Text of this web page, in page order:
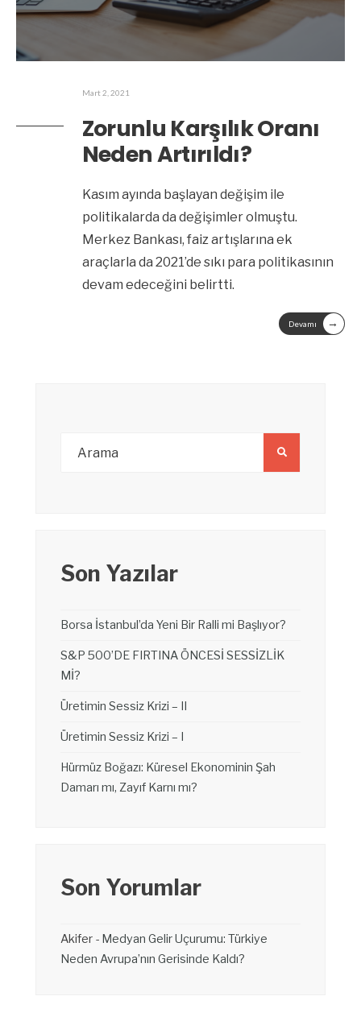
Mart 2, 2021
Zorunlu Karşılık Oranı
Neden Artırıldı?
Kasım ayında başlayan değişim ile
politikalarda da değişimler olmuştu.
Merkez Bankası, faiz artışlarına ek
araçlarla da 2021’de sıkı para politikasının
devam edeceğini belirtti.
Devamı →
Son Yazılar
Borsa İstanbul’da Yeni Bir Ralli mi Başlıyor?
S&P 500’DE FIRTINA ÖNCESİ SESSİZLİK
Mİ?
Üretimin Sessiz Krizi – II
Üretimin Sessiz Krizi – I
Hürmüz Boğazı: Küresel Ekonominin Şah
Damarı mı, Zayıf Karnı mı?
Son Yorumlar
Akifer - Medyan Gelir Uçurumu: Türkiye
Neden Avrupa’nın Gerisinde Kaldı?